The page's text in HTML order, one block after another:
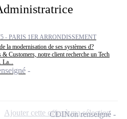
- PARIS 1ER ARRONDISSEMENT
la modernisation de ses systèmes d?
Customers, notre client recherche un Tech
CDINon renseigné
Ajouter cette offre à ma sélection